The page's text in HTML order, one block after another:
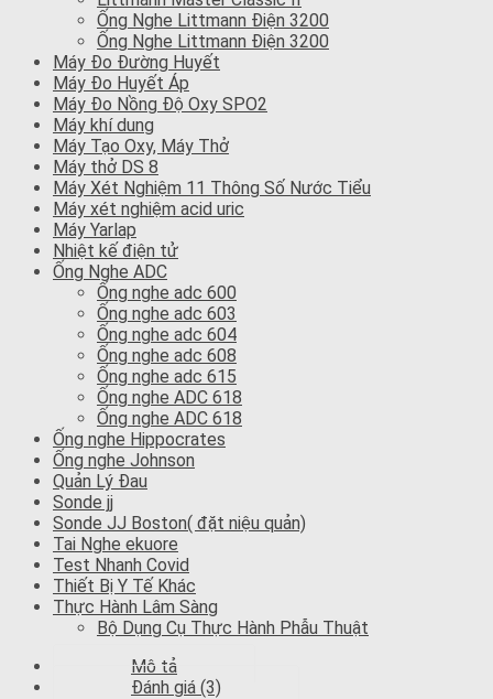
Ống Nghe Littmann Điện 3200
Ống Nghe Littmann Điện 3200
Máy Đo Đường Huyết
Máy Đo Huyết Áp
Máy Đo Nồng Độ Oxy SPO2
Máy khí dung
Máy Tạo Oxy, Máy Thở
Máy thở DS 8
Máy Xét Nghiệm 11 Thông Số Nước Tiểu
Máy xét nghiệm acid uric
Máy Yarlap
Nhiệt kế điện tử
Ống Nghe ADC
Ống nghe adc 600
Ống nghe adc 603
Ống nghe adc 604
Ống nghe adc 608
Ống nghe adc 615
Ống nghe ADC 618
Ống nghe ADC 618
Ống nghe Hippocrates
Ống nghe Johnson
Quản Lý Đau
Sonde jj
Sonde JJ Boston( đặt niệu quản)
Tai Nghe ekuore
Test Nhanh Covid
Thiết Bị Y Tế Khác
Thực Hành Lâm Sàng
Bộ Dụng Cụ Thực Hành Phẫu Thuật
Mô tả
Đánh giá (3)